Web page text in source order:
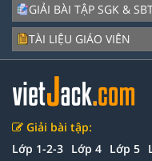
GIẢI BÀI TẬP SGK &
TÀI LIỆU GIÁO VIÊN
Giải bài tập:
Lớp 1-2-3 Lớp 4 Lớp 5